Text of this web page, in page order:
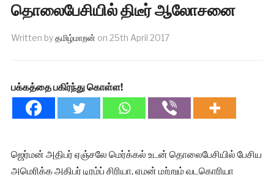
தொலைபேசியில் திடீர் ஆலோசனை
Written byதமிழ்மாறன் on 25th April 2017
பக்கத்தை பகிர்ந்து கொள்ள!
ஜெர்மன் அதிபர் ஏஞ்சலே மெர்க்கல் உடன் தொலைபேசியில் பேசிய
அமெரிக்க அதிபர் டிரம்ப் சிரியா, ஏமன் மற்றும் வடகொரியா